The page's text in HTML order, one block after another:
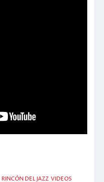
RINCÓN DEL JAZZ VIDEOS